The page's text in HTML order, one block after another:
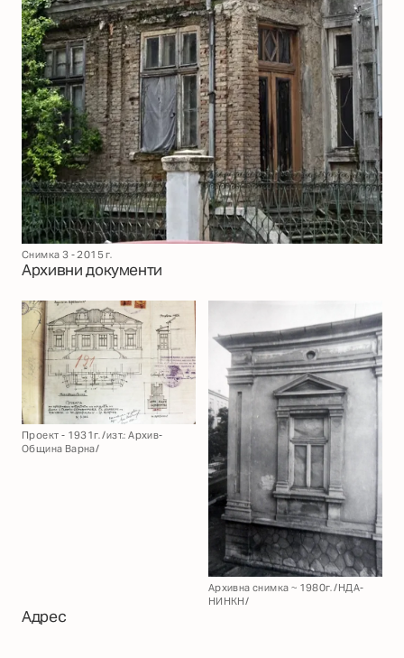
Снимка 3 - 2015 г.
Архивни документи
Проект - 1931г. /изт.: Архив-
Община Варна/
Архивна снимка ~ 1980г. /НДА-
НИНКН/
Адрес